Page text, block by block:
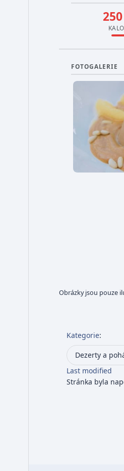
250
FOTOGALERIE
Obrázky jsou pouze
Kategorie:
Dezerty a
Last modified
Stránka byla